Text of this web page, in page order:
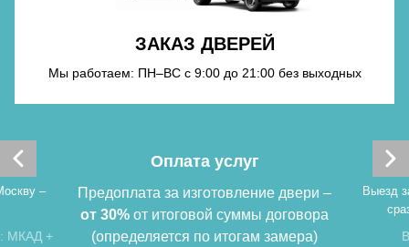
ЗАКАЗ ДВЕРЕЙ
Мы работаем: ПН–ВС с 9:00 до 21:00 без выходных
–
МКАД +
Оплата услуг
Предоплата за изготовление двери –
от 30% от итоговой суммы договора
(определяется по итогам замера)
Выезд